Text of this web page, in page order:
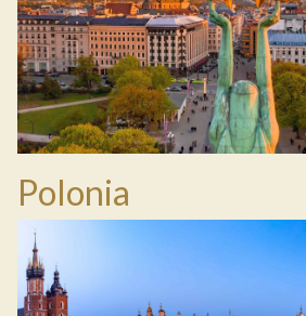
Polonia